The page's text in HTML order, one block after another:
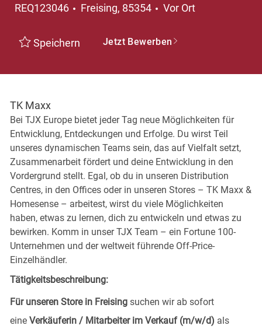
REQ123046
Ort
Freising, 85354 Vor Ort
Speichern Jetzt Bewerben
TK Maxx
Bei TJX Europe bietet jeder Tag neue Möglichkeiten für
Entwicklung, Entdeckungen und Erfolge. Du wirst Teil
unseres dynamischen Teams sein, das auf Vielfalt setzt,
Zusammenarbeit fördert und deine Entwicklung in den
Vordergrund stellt. Egal, ob du in unseren Distribution
Centres, in den Offices oder in unseren Stores – TK Maxx &
Homesense – arbeitest, wirst du viele Möglichkeiten
haben, etwas zu lernen, dich zu entwickeln und etwas zu
bewirken. Komm in unser TJX Team – ein Fortune 100-
Unternehmen und der weltweit führende Off-Price-
Einzelhändler.
Tätigkeitsbeschreibung:
Für unseren Store in Freising suchen wir ab sofort
eine Verkäuferin / Mitarbeiter im Verkauf (m/w/d) als